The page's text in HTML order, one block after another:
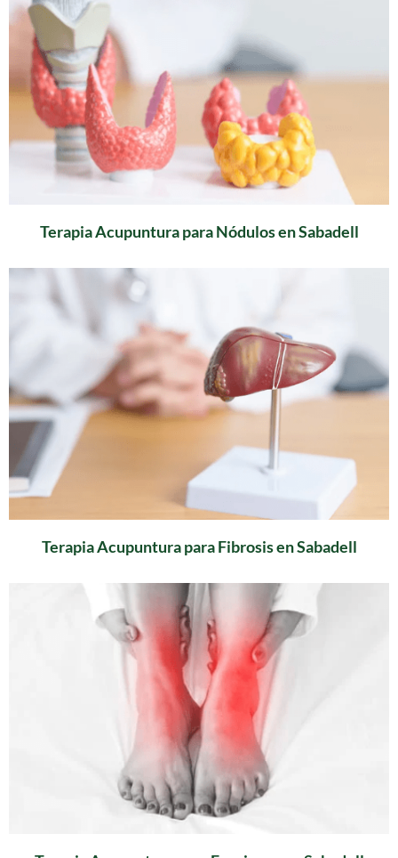
Terapia Acupuntura para Nódulos en Sabadell
Terapia Acupuntura para Fibrosis en Sabadell